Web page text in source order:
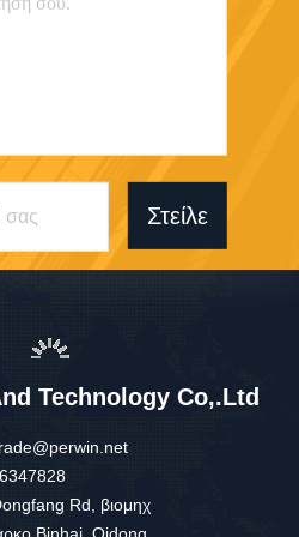
Στείλε
Technology Co,.Ltd
Rd, βιομηχ